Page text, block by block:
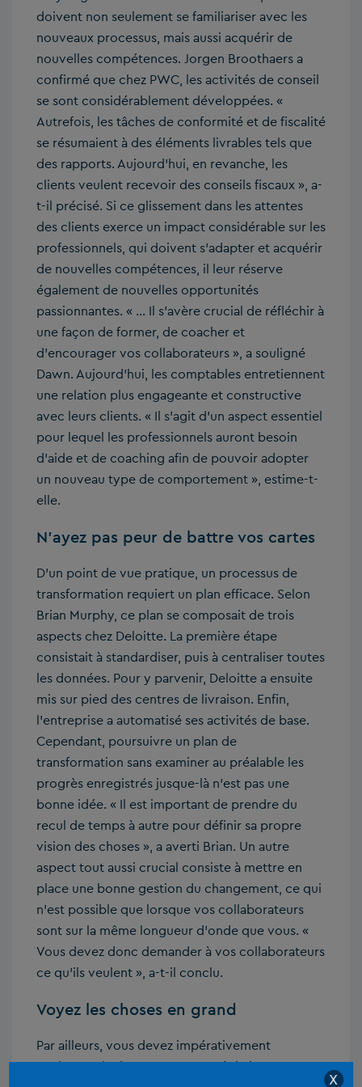
doivent non seulement se familiariser avec les
nouveaux processus, mais aussi acquérir de
nouvelles compétences. Jorgen Broothaers a
confirmé que chez PWC, les activités de conseil
se sont considérablement développées. «
Autrefois, les tâches de conformité et de fiscalité
se résumaient à des éléments livrables tels que
des rapports. Aujourd’hui, en revanche, les
clients veulent recevoir des conseils fiscaux », a-
t-il précisé. Si ce glissement dans les attentes
des clients exerce un impact considérable sur les
professionnels, qui doivent s’adapter et acquérir
de nouvelles compétences, il leur réserve
également de nouvelles opportunités
passionnantes. « … Il s’avère crucial de réfléchir à
une façon de former, de coacher et
d’encourager vos collaborateurs », a souligné
Dawn. Aujourd’hui, les comptables entretiennent
une relation plus engageante et constructive
avec leurs clients. « Il s’agit d’un aspect essentiel
pour lequel les professionnels auront besoin
d’aide et de coaching afin de pouvoir adopter
un nouveau type de comportement », estime-t-
elle.
N’ayez pas peur de battre vos cartes
D’un point de vue pratique, un processus de
transformation requiert un plan efficace. Selon
Brian Murphy, ce plan se composait de trois
aspects chez Deloitte. La première étape
consistait à standardiser, puis à centraliser toutes
les données. Pour y parvenir, Deloitte a ensuite
mis sur pied des centres de livraison. Enfin,
l’entreprise a automatisé ses activités de base.
Cependant, poursuivre un plan de
transformation sans examiner au préalable les
progrès enregistrés jusque-là n’est pas une
bonne idée. « Il est important de prendre du
recul de temps à autre pour définir sa propre
vision des choses », a averti Brian. Un autre
aspect tout aussi crucial consiste à mettre en
place une bonne gestion du changement, ce qui
n’est possible que lorsque vos collaborateurs
sont sur la même longueur d’onde que vous. «
Vous devez donc demander à vos collaborateurs
ce qu’ils veulent », a-t-il conclu.
Voyez les choses en grand
Par ailleurs, vous devez impérativement
envisager d’adapter votre stratégie interne. «
X